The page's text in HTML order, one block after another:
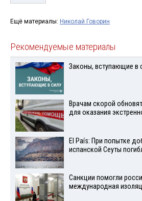
Ещё материалы: Николай Говорин
Рекомендуемые материалы
Законы, вступающие в
Врачам скорой
для оказания
El País: При попытке
испанской Сеуты
Санкции помогли
международная